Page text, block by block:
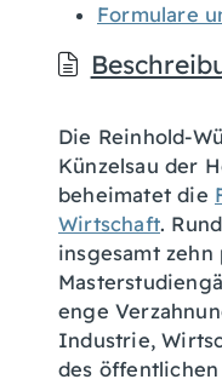
Formulare
Die Reinhold-
Künzelsau der
beheimatet die
Wirtschaft.
insgesamt zehn
enge
Industrie,
des